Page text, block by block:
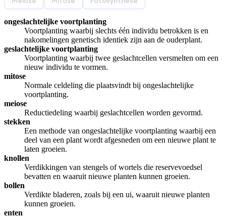
ongeslachtelijke voortplanting
Voortplanting waarbij slechts één individu betrokken is en
nakomelingen genetisch identiek zijn aan de ouderplant.
geslachtelijke voortplanting
Voortplanting waarbij twee geslachtcellen versmelten om een
nieuw individu te vormen.
mitose
Normale celdeling die plaatsvindt bij ongeslachtelijke
voortplanting.
meiose
Reductiedeling waarbij geslachtcellen worden gevormd.
stekken
Een methode van ongeslachtelijke voortplanting waarbij een
deel van een plant wordt afgesneden om een nieuwe plant te
laten groeien.
knollen
Verdikkingen van stengels of wortels die reservevoedsel
bevatten en waaruit nieuwe planten kunnen groeien.
bollen
Verdikte bladeren, zoals bij een ui, waaruit nieuwe planten
kunnen groeien.
enten